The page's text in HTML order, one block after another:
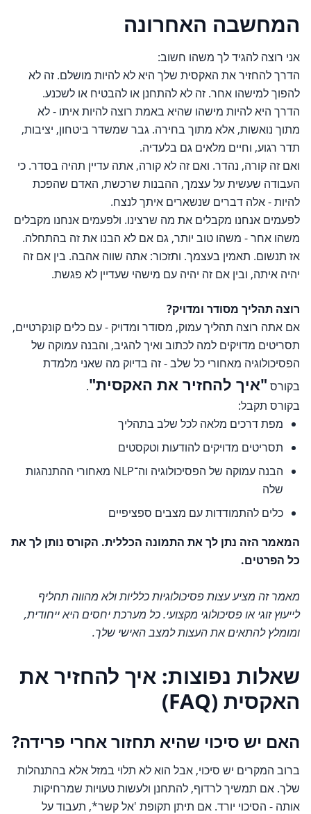
המחשבה האחרונה
אני רוצה להגיד לך משהו חשוב:
הדרך להחזיר את האקסית שלך היא לא להיות מושלם. זה לא
להפוך למישהו אחר. זה לא להתחנן או להבטיח או לשכנע.
הדרך היא להיות מישהו שהיא באמת רוצה להיות איתו - לא
מתוך נואשות, אלא מתוך בחירה. גבר שמשדר ביטחון, יציבות,
תדר רגוע, וחיים מלאים גם בלעדיה.
ואם זה קורה, נהדר. ואם זה לא קורה, אתה עדיין תהיה בסדר. כי
העבודה שעשית על עצמך, ההבנות שרכשת, האדם שהפכת
להיות - אלה דברים שנשארים איתך לנצח.
לפעמים אנחנו מקבלים את מה שרצינו. ולפעמים אנחנו מקבלים
משהו אחר - משהו טוב יותר, גם אם לא הבנו את זה בהתחלה.
אז תנשום. תאמין בעצמך. ותזכור: אתה שווה אהבה. בין אם זה
יהיה איתה, ובין אם זה יהיה עם מישהי שעדיין לא פגשת.
רוצה תהליך מסודר ומדויק?
אם אתה רוצה תהליך עמוק, מסודר ומדויק - עם כלים קונקרטיים,
תסריטים מדויקים למה לכתוב ואיך להגיב, והבנה עמוקה של
הפסיכולוגיה מאחורי כל שלב - זה בדיוק מה שאני מלמדת
בקורס "איך להחזיר את האקסית".
בקורס תקבל:
מפת דרכים מלאה לכל שלב בתהליך
תסריטים מדויקים להודעות וטקסטים
הבנה עמוקה של הפסיכולוגיה וה־NLP מאחורי ההתנהגות
שלה
כלים להתמודדות עם מצבים ספציפיים
המאמר הזה נתן לך את התמונה הכללית. הקורס נותן לך את
כל הפרטים.
מאמר זה מציע עצות פסיכולוגיות כלליות ולא מהווה תחליף
לייעוץ זוגי או פסיכולוגי מקצועי. כל מערכת יחסים היא ייחודית,
ומומלץ להתאים את העצות למצב האישי שלך.
שאלות נפוצות: איך להחזיר את
האקסית (FAQ)
האם יש סיכוי שהיא תחזור אחרי פרידה?
ברוב המקרים יש סיכוי, אבל הוא לא תלוי במזל אלא בהתנהלות
שלך. אם תמשיך לרדוף, להתחנן ולעשות טעויות שמרחיקות
אותה - הסיכוי יורד. אם תיתן תקופת 'אל קשר*, תעבוד על